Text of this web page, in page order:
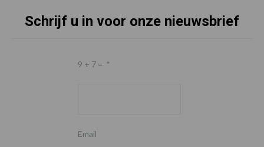
Schrijf u in voor onze nieuwsbrief
9 + 7 = *
Email